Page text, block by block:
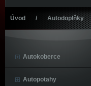
Úvod / Autodoplňky
Autokoberce
Autopotahy